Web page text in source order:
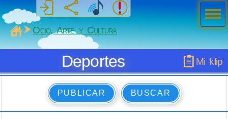
MiSabueso
Ocio, Arte y Cultura
Mi klip
Deportes
PUBLICAR BUSCAR
Men
ú